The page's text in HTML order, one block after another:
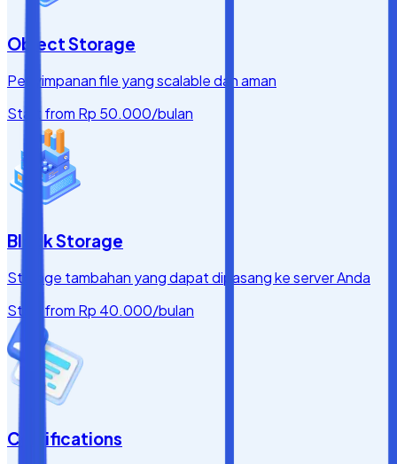
Object Storage
Penyimpanan file yang scalable dan aman
Start from Rp 50.000/bulan
Block Storage
Storage tambahan yang dapat dipasang ke server Anda
Start from Rp 40.000/bulan
Certifications